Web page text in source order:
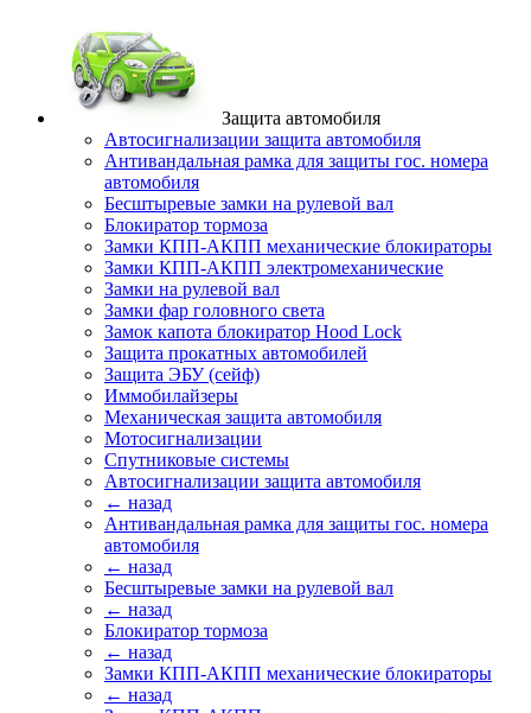
Защита автомобиля
Автосигнализации защита автомобиля
Антивандальная рамка для защиты гос. номера
автомобиля
Бесштыревые замки на рулевой вал
Блокиратор тормоза
Замки КПП-АКПП механические блокираторы
Замки КПП-АКПП электромеханические
Замки на рулевой вал
Замки фар головного света
Замок капота блокиратор Hood Lock
Защита прокатных автомобилей
Защита ЭБУ (сейф)
Иммобилайзеры
Механическая защита автомобиля
Мотосигнализации
Спутниковые системы
Автосигнализации защита автомобиля
← назад
Антивандальная рамка для защиты гос. номера
автомобиля
← назад
Бесштыревые замки на рулевой вал
← назад
Блокиратор тормоза
← назад
Замки КПП-АКПП механические блокираторы
← назад